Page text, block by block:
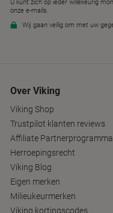
Over Viking
Viking Shop
Trustpilot klanten reviews
Affiliate Partnerprogramma
Herroepingsrecht
Viking Blog
Eigen merken
Milieukeurmerken
Viking kortingscodes